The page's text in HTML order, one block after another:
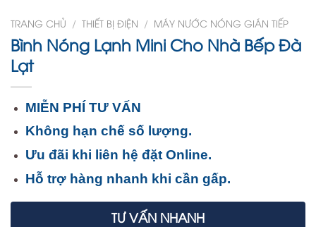
TRANG CHỦ / THIẾT BỊ ĐIỆN / MÁY NƯỚC NÓNG GIÁN TIẾP
Bình Nóng Lạnh Mini Cho Nhà Bếp Đà
Lạt
MIỄN PHÍ TƯ VẤN
Không hạn chế số lượng.
Ưu đãi khi liên hệ đặt Online.
Hỗ trợ hàng nhanh khi cần gấp.
TƯ VẤN NHANH